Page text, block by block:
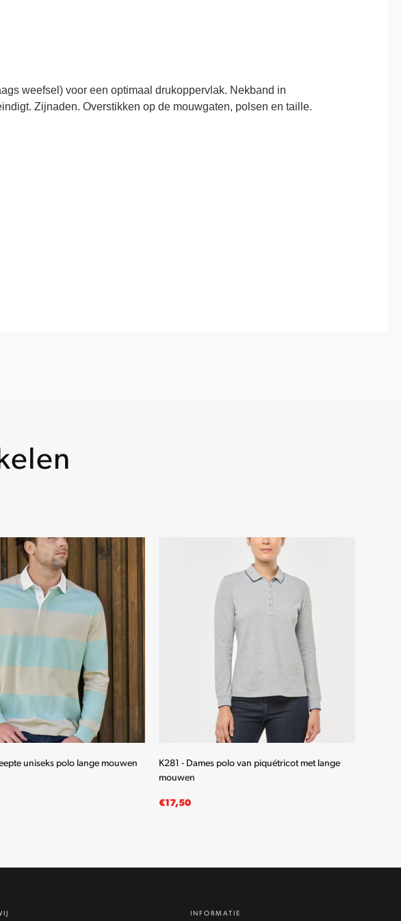
weefsel) voor een optimaal drukoppervlak. Nekband in
Zijnaden. Overstikken op de mouwgaten, polsen en taille.
uniseks polo lange mouwen
variaties.
K281 - Dames polo van piquétricot met lange
mouwen
€17,50
INFORMATIE